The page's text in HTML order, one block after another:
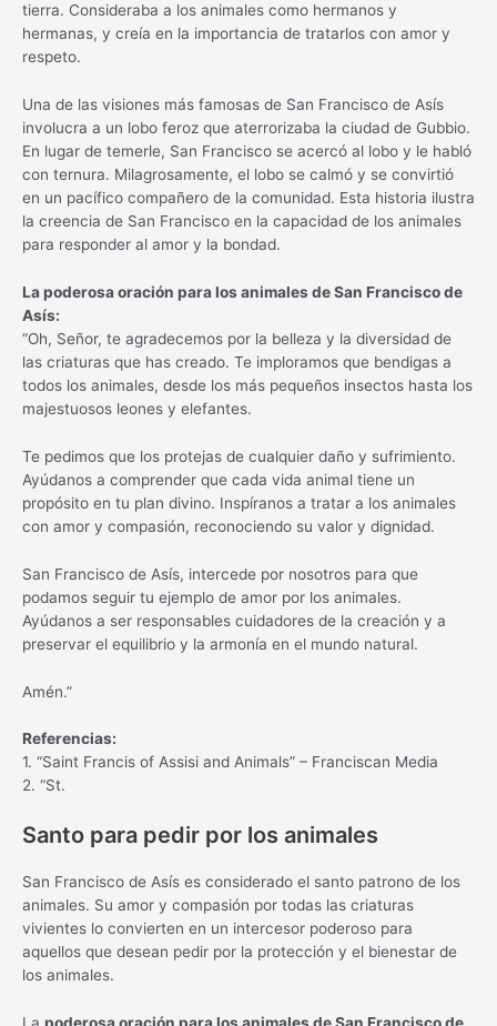
tierra. Consideraba a los animales como hermanos y
hermanas, y creía en la importancia de tratarlos con amor y
respeto.
Una de las visiones más famosas de San Francisco de Asís
involucra a un lobo feroz que aterrorizaba la ciudad de Gubbio.
En lugar de temerle, San Francisco se acercó al lobo y le habló
con ternura. Milagrosamente, el lobo se calmó y se convirtió
en un pacífico compañero de la comunidad. Esta historia ilustra
la creencia de San Francisco en la capacidad de los animales
para responder al amor y la bondad.
La poderosa oración para los animales de San Francisco de
Asís:
“Oh, Señor, te agradecemos por la belleza y la diversidad de
las criaturas que has creado. Te imploramos que bendigas a
todos los animales, desde los más pequeños insectos hasta los
majestuosos leones y elefantes.
Te pedimos que los protejas de cualquier daño y sufrimiento.
Ayúdanos a comprender que cada vida animal tiene un
propósito en tu plan divino. Inspíranos a tratar a los animales
con amor y compasión, reconociendo su valor y dignidad.
San Francisco de Asís, intercede por nosotros para que
podamos seguir tu ejemplo de amor por los animales.
Ayúdanos a ser responsables cuidadores de la creación y a
preservar el equilibrio y la armonía en el mundo natural.
Amén.”
Referencias:
1. “Saint Francis of Assisi and Animals” – Franciscan Media
2. “St.
Santo para pedir por los animales
San Francisco de Asís es considerado el santo patrono de los
animales. Su amor y compasión por todas las criaturas
vivientes lo convierten en un intercesor poderoso para
aquellos que desean pedir por la protección y el bienestar de
los animales.